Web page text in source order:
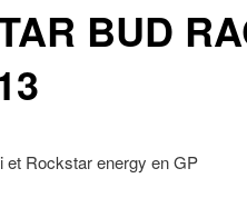
BUD
et Rockstar energy en GP